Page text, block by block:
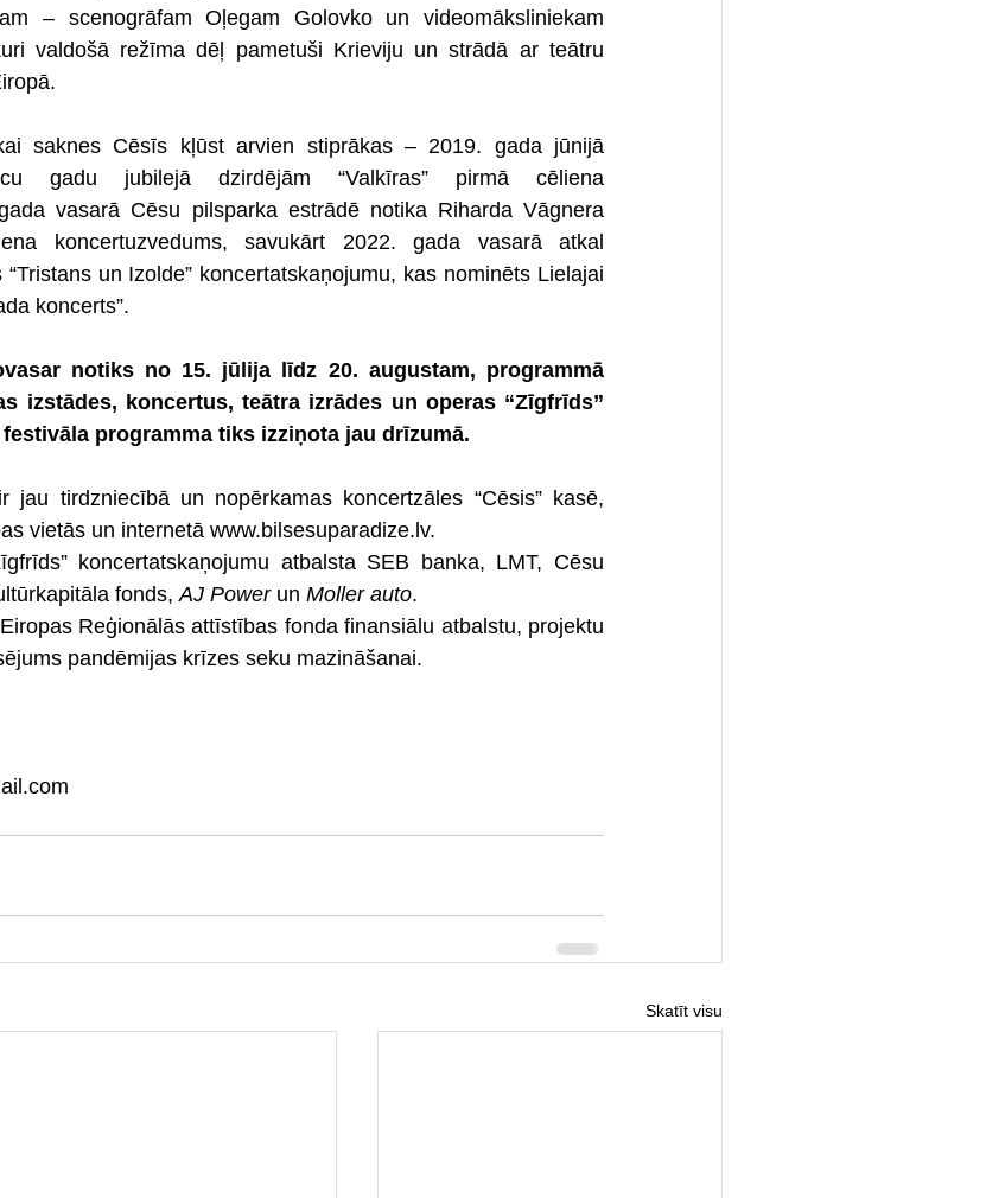
– scenogrāfam Oļegam Golovko un videomāksliniekam
valdošā režīma dēļ pametuši Krieviju un strādā ar teātru
saknes Cēsīs kļūst arvien stiprākas – 2019. gada jūnijā
gadu jubilejā dzirdējām “Valkīras” pirmā cēliena
vasarā Cēsu pilsparka estrādē notika Riharda Vāgnera
koncertuzvedums, savukārt 2022. gada vasarā atkal
un Izolde” koncertatskaņojumu, kas nominēts Lielajai
koncerts”.
notiks no 15. jūlija līdz 20. augustam, programmā
izstādes, koncertus, teātra izrādes un operas “Zīgfrīds”
programma tiks izziņota jau drīzumā.
jau tirdzniecībā un nopērkamas koncertzāles “Cēsis” kasē,
vietās un internetā www.bilsesuparadize.lv.
koncertatskaņojumu atbalsta SEB banka, LMT, Cēsu
fonds, AJ Power un Moller auto.
Reģionālās attīstības fonda finansiālu atbalstu, projektu
pandēmijas krīzes seku mazināšanai.
Skatīt visu